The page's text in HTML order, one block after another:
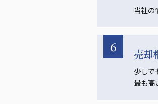
当社の
6 売却
少しで
最も高